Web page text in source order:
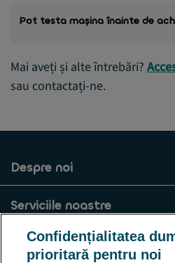
Pot testa mașina înainte de
Mai aveți și alte întrebări?
sau contactați-ne.
Despre noi
Serviciile noastre
Contact
Confidențialitatea
prioritară pentru noi